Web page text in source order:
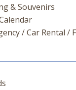
& Souvenirs
/ Car Rental /